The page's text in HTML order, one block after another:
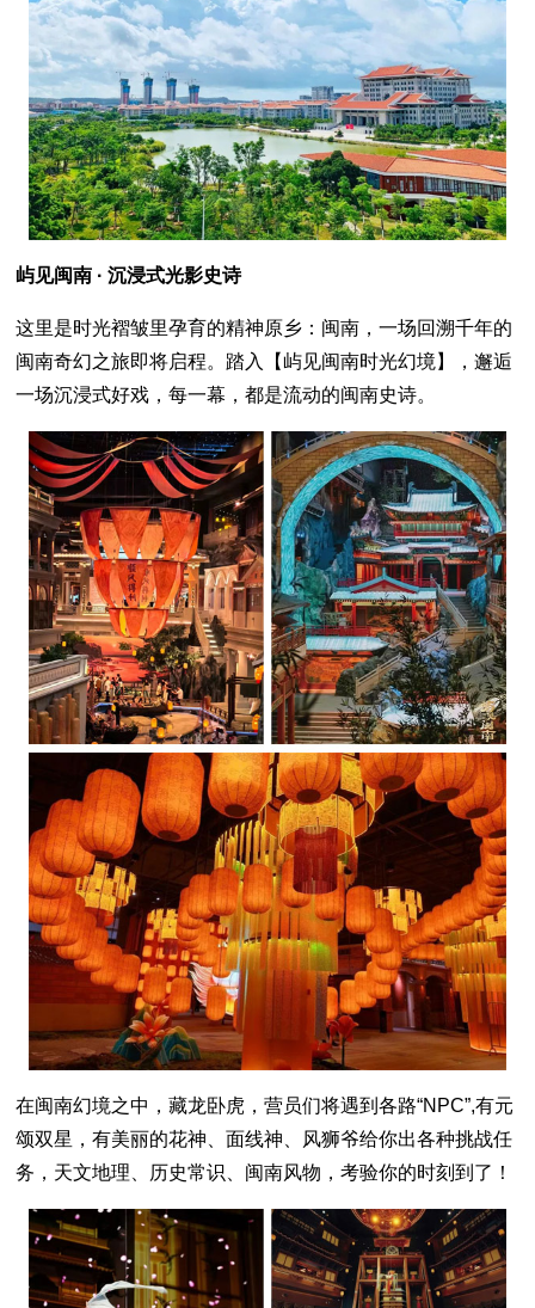
屿见闽南 · 沉浸式光影史诗
这里是时光褶皱里孕育的精神原乡：闽南，一场回溯千年的
闽南奇幻之旅即将启程。踏入【屿见闽南时光幻境】，邂逅
一场沉浸式好戏，每一幕，都是流动的闽南史诗。
在闽南幻境之中，藏龙卧虎，营员们将遇到各路“NPC”,有元
颂双星，有美丽的花神、面线神、风狮爷给你出各种挑战任
务，天文地理、历史常识、闽南风物，考验你的时刻到了！